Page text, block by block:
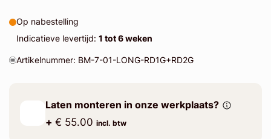
Op nabestelling
Indicatieve levertijd: 1 tot 6 weken
Artikelnummer: BM-7-01-LONG-RD1G+RD2G
Laten monteren in onze werkplaats?
+ € 55.00 incl. btw